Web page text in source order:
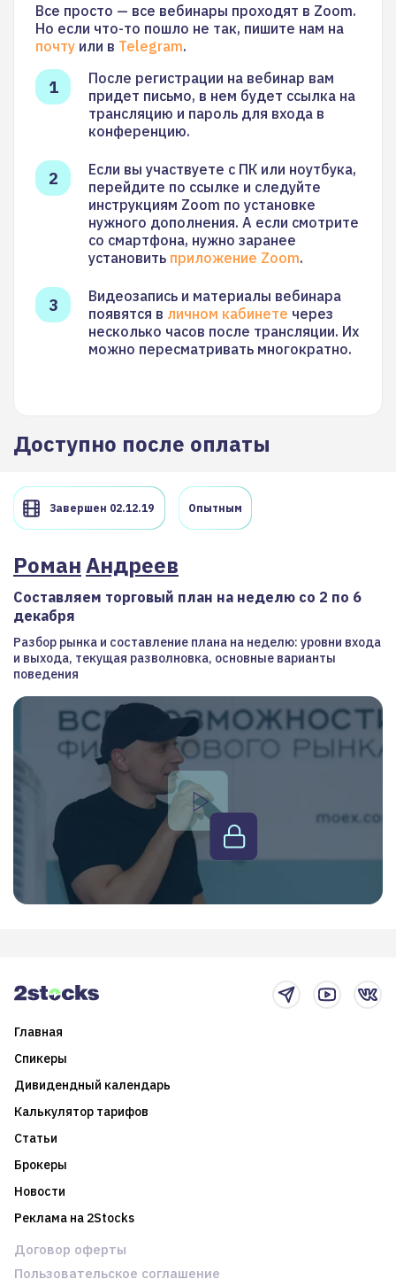
Все просто — все вебинары проходят в Zoom.
Но если что-то пошло не так, пишите нам на
почту или в Telegram.
После регистрации на вебинар вам
придет письмо, в нем будет ссылка на
трансляцию и пароль для входа в
конференцию.
Если вы участвуете с ПК или ноутбука,
перейдите по ссылке и следуйте
инструкциям Zoom по установке
нужного дополнения. А если смотрите
со смартфона, нужно заранее
установить приложение Zoom.
Видеозапись и материалы вебинара
появятся в личном кабинете через
несколько часов после трансляции. Их
можно пересматривать многократно.
Доступно после оплаты
Завершен 02.12.19 Опытным
РоманАндреев
Составляем торговый план на неделю со 2 по 6
декабря
Разбор рынка и составление плана на неделю: уровни входа
и выхода, текущая разволновка, основные варианты
поведения
Главная
Спикеры
Дивидендный календарь
Калькулятор тарифов
Статьи
Брокеры
Новости
Реклама на 2Stocks
Договор оферты
Пользовательское соглашение